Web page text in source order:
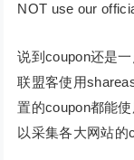
NOT use our
说到coupon还是
联盟客使用
置的coupon都能
以采集各大网站的